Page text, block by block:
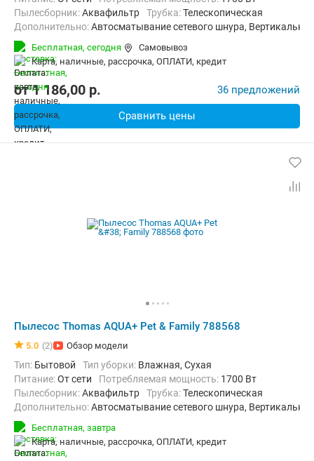
пылесборник:Аквафильтр трубка:Телескопическая
Дополнительно:Автосматывание сетевого шнура,
Радиус действия:
Бесплатная, сегодня
Самовывоз
карта, наличные, рассрочка, ОПЛАТИ, кредит
от1 186,00 p. 36 предложений
Сравнить цены
Пылесос Thomas AQUA+ Pet & Family 788568
5.0 (2) Обзор модели
Тип: Бытовой Тип уборки: Влажная, Сухая
питание:От сети Потребляемая мощность: 1700 Вт
пылесборник:Аквафильтр трубка:Телескопическая
Дополнительно:Автосматывание сетевого шнура,
Радиус действия:
Бесплатная, завтра
карта, наличные, рассрочка, ОПЛАТИ, кредит